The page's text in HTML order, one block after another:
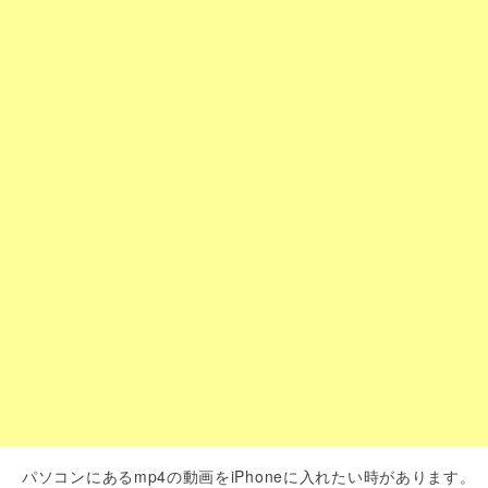
パソコンにあるmp4の動画をiPhoneに入れたい時があります。